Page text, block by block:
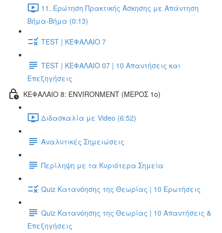
11. Ερώτηση Πρακτικής Άσκησης με Απάντηση
Βήμα-Βήμα (0:13)
TEST | ΚΕΦΑΛΑΙΟ 7
TEST | ΚΕΦΑΛΑΙΟ 07 | 10 Απαντήσεις και
Επεξηγήσεις
ΚΕΦΑΛΑΙΟ 8: ENVIRONMENT (ΜΕΡΟΣ 1o)
Διδασκαλία με Video (6:52)
Αναλυτικές Σημειώσεις
Περίληψη με τα Κυριότερα Σημεία
Quiz Κατανόησης της Θεωρίας | 10 Ερωτήσεις
Quiz Κατανόησης της Θεωρίας | 10 Απαντήσεις &
Επεξηγήσεις